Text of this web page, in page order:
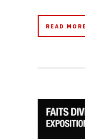
READ MORE